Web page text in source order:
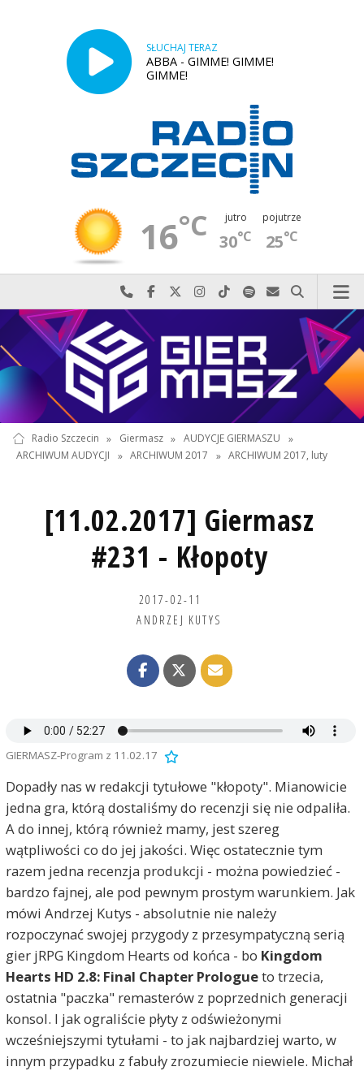
SŁUCHAJ TERAZ
ABBA - GIMME! GIMME!
GIMME!
16°C jutro
30°C
pojutrze
25°C
Najlepiej po prostu do nas zadzwoń
Odwiedź nas na Facebook-u
Odwiedź nas na X
Odwiedź nas na Instagram-ie
Odwiedź nas na TikTok-u
Szukaj nas na Spotify
Wyślij do nas
Szukaj
Radio Szczecin » Giermasz » AUDYCJE GIERMASZU
»
ARCHIWUM AUDYCJI
» ARCHIWUM 2017 » ARCHIWUM 2017, luty
[11.02.2017] Giermasz
#231 - Kłopoty
2017-02-11
ANDRZEJ KUTYS
GIERMASZ-Program z 11.02.17
Dopadły nas w redakcji tytułowe "kłopoty". Mianowicie
jedna gra, którą dostaliśmy do recenzji się nie odpaliła.
A do innej, którą również mamy, jest szereg
wątpliwości co do jej jakości. Więc ostatecznie tym
razem jedna recenzja produkcji - można powiedzieć -
bardzo fajnej, ale pod pewnym prostym warunkiem. Jak
mówi Andrzej Kutys - absolutnie nie należy
rozpoczynać swojej przygody z przesympatyczną serią
gier jRPG Kingdom Hearts od końca - bo Kingdom
Hearts HD 2.8: Final Chapter Prologueto trzecia,
ostatnia "paczka" remasterów z poprzednich generacji
konsol. I jak ograliście płyty z odświeżonymi
wcześniejszymi tytułami - to jak najbardziej warto, w
innym przypadku z fabuły zrozumiecie niewiele. Michał